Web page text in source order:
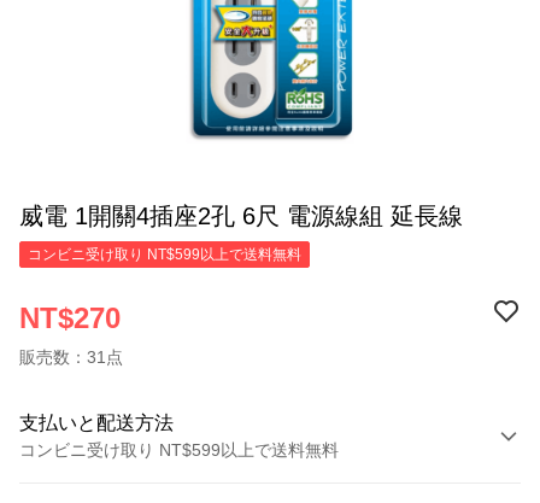
威電 1開關4插座2孔 6尺 電源線組 延長線
コンビニ受け取り NT$599以上で送料無料
NT$270
販売数：31点
支払いと配送方法
コンビニ受け取り NT$599以上で送料無料